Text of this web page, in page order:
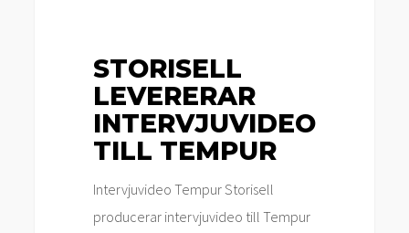
STORISELL
LEVERERAR
INTERVJUVIDEO
TILL TEMPUR
Intervjuvideo Tempur Storisell
producerar intervjuvideo till Tempur